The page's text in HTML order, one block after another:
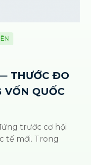
THƯỚC ĐO
VỐN QUỐC
trước cơ hội
tế mới. Trong